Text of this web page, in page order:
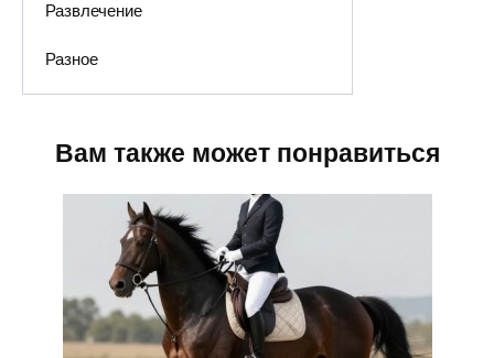
Развлечение
Разное
Вам также может понравиться